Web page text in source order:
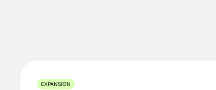
EXPANSION